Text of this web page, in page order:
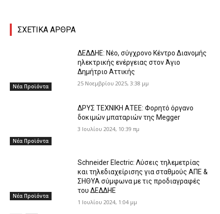
ΣΧΕΤΙΚΑ ΑΡΘΡΑ
Νέα Προϊόντα
ΔΕΔΔΗΕ: Νέο, σύγχρονο Κέντρο Διανομής
ηλεκτρικής ενέργειας στον Άγιο
Δημήτριο Αττικής
25 Νοεμβρίου 2025, 3:38 μμ
Νέα Προϊόντα
ΔΡΥΣ ΤΕΧΝΙΚΗ ΑΤΕΕ: Φορητό όργανο
δοκιμών μπαταριών της Megger
3 Ιουλίου 2024, 10:39 πμ
Νέα Προϊόντα
Schneider Electric: Λύσεις τηλεμετρίας
και τηλεδιαχείρισης για σταθμούς ΑΠΕ &
ΣΗΘΥΑ σύμφωνα με τις προδιαγραφές
του ΔΕΔΔΗΕ
1 Ιουλίου 2024, 1:04 μμ